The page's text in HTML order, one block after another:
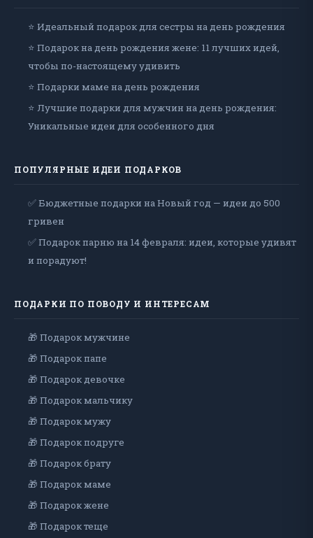
⭐ Идеальный подарок для сестры на день рождения
⭐ Подарок на день рождения жене: 11 лучших идей,
чтобы по-настоящему удивить
⭐ Подарки маме на день рождения
⭐ Лучшие подарки для мужчин на день рождения:
Уникальные идеи для особенного дня
ПОПУЛЯРНЫЕ ИДЕИ ПОДАРКОВ
✅ Бюджетные подарки на Новый год — идеи до 500
гривен
✅ Подарок парню на 14 февраля: идеи, которые удивят
и порадуют!
ПОДАРКИ ПО ПОВОДУ И ИНТЕРЕСАМ
🎁 Подарок мужчине
🎁 Подарок папе
🎁 Подарок девочке
🎁 Подарок мальчику
🎁 Подарок мужу
🎁 Подарок подруге
🎁 Подарок брату
🎁 Подарок маме
🎁 Подарок жене
🎁 Подарок теще